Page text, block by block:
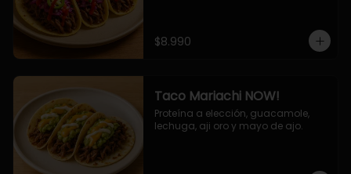
$8.990
Taco Mariachi NOW!
Proteína a elección, guacamole,
lechuga, aji oro y mayo de ajo.